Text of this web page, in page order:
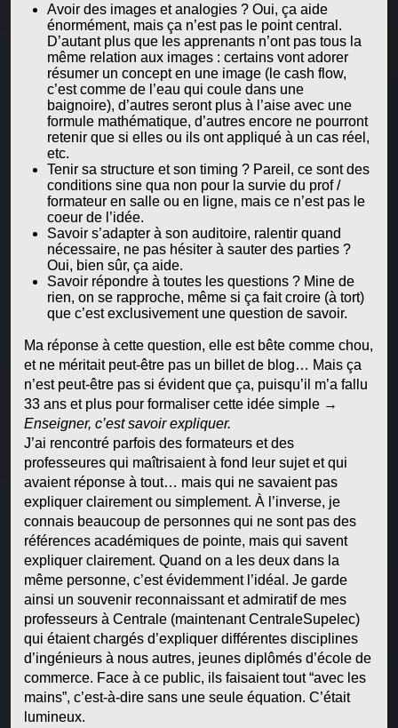
Avoir des images et analogies ? Oui, ça aide
énormément, mais ça n’est pas le point central.
D’autant plus que les apprenants n’ont pas tous la
même relation aux images : certains vont adorer
résumer un concept en une image (le cash flow,
c’est comme de l’eau qui coule dans une
baignoire), d’autres seront plus à l’aise avec une
formule mathématique, d’autres encore ne pourront
retenir que si elles ou ils ont appliqué à un cas réel,
etc.
Tenir sa structure et son timing ? Pareil, ce sont des
conditions sine qua non pour la survie du prof /
formateur en salle ou en ligne, mais ce n’est pas le
coeur de l’idée.
Savoir s’adapter à son auditoire, ralentir quand
nécessaire, ne pas hésiter à sauter des parties ?
Oui, bien sûr, ça aide.
Savoir répondre à toutes les questions ? Mine de
rien, on se rapproche, même si ça fait croire (à tort)
que c’est exclusivement une question de savoir.
Ma réponse à cette question, elle est bête comme chou,
et ne méritait peut-être pas un billet de blog… Mais ça
n’est peut-être pas si évident que ça, puisqu’il m’a fallu
33 ans et plus pour formaliser cette idée simple →
Enseigner, c’est savoir expliquer.
J’ai rencontré parfois des formateurs et des
professeures qui maîtrisaient à fond leur sujet et qui
avaient réponse à tout… mais qui ne savaient pas
expliquer clairement ou simplement. À l’inverse, je
connais beaucoup de personnes qui ne sont pas des
références académiques de pointe, mais qui savent
expliquer clairement. Quand on a les deux dans la
même personne, c’est évidemment l’idéal. Je garde
ainsi un souvenir reconnaissant et admiratif de mes
professeurs à Centrale (maintenant CentraleSupelec)
qui étaient chargés d’expliquer différentes disciplines
d’ingénieurs à nous autres, jeunes diplômés d’école de
commerce. Face à ce public, ils faisaient tout “avec les
mains”, c’est-à-dire sans une seule équation. C’était
lumineux.